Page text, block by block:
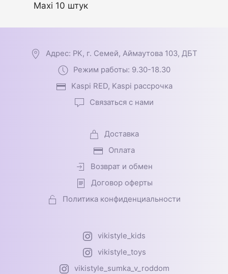
Maxi 10 штук
Адрес: РК, г. Семей, Аймаутова 103, ДБТ
Режим работы: 9.30-18.30
Kaspi RED, Kaspi рассрочка
Связаться с нами
Доставка
Оплата
Возврат и обмен
Договор оферты
Политика конфиденциальности
vikistyle_kids
vikistyle_toys
vikistyle_sumka_v_roddom